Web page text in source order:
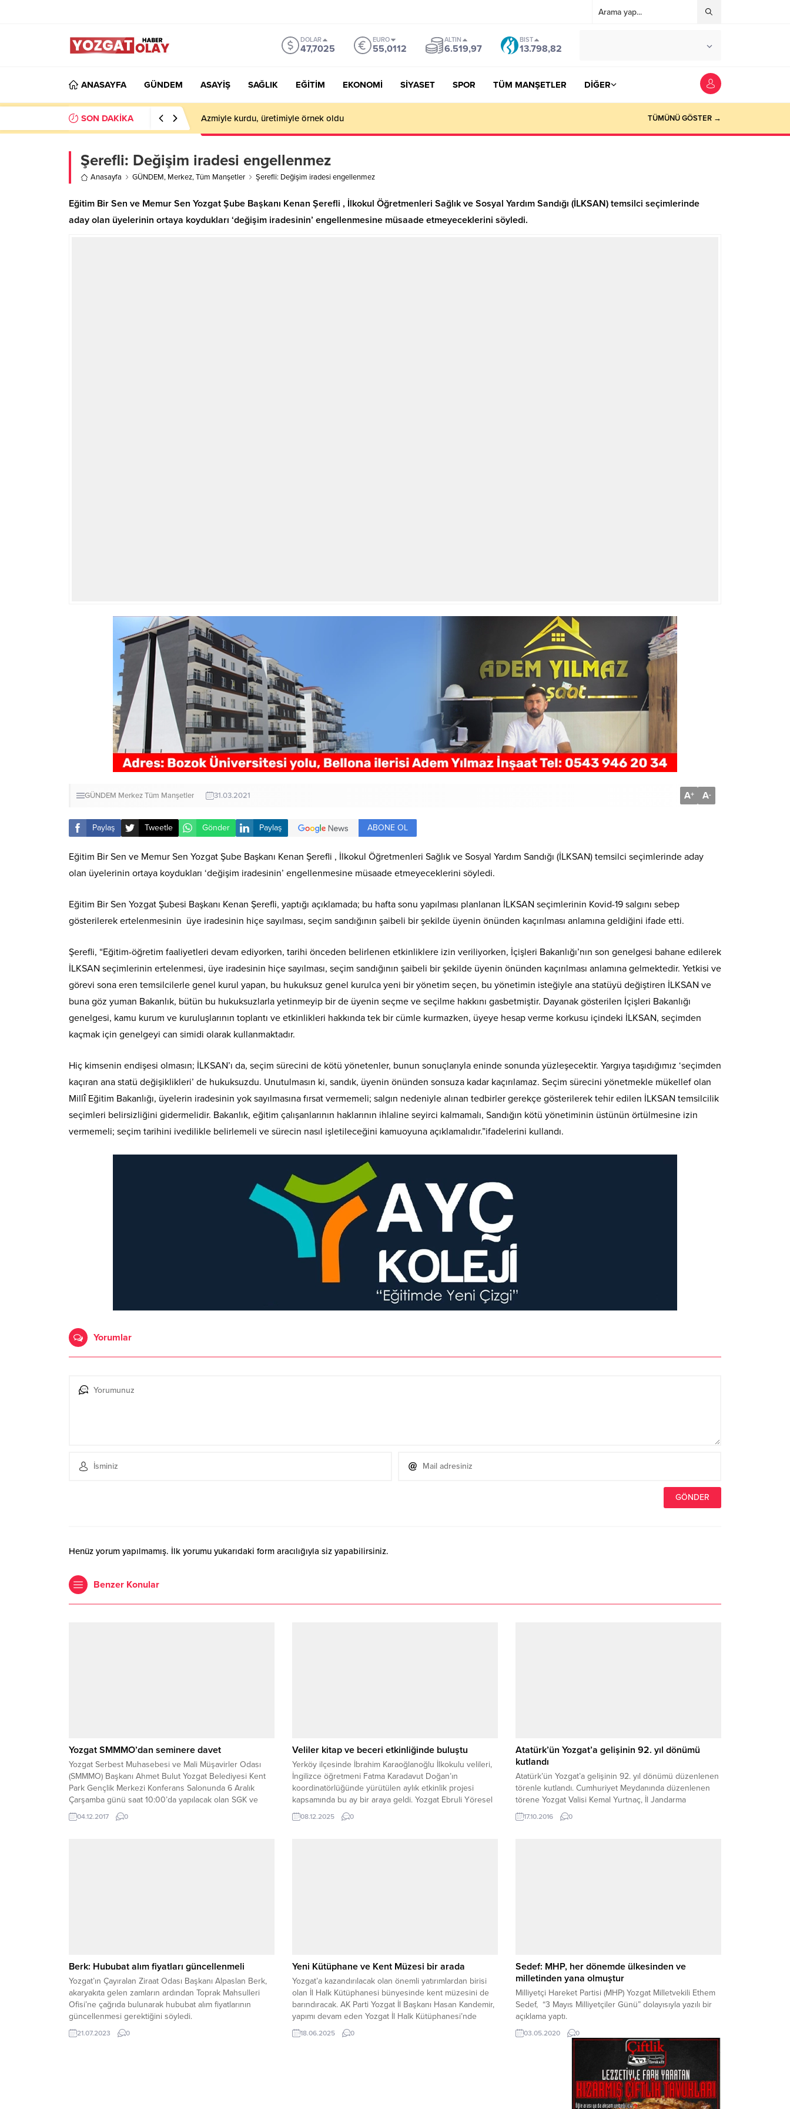
DOLAR
47,7025
EURO
55,0112
ALTIN
6.519,97
BIST
13.798,82
ANASAYFA GÜNDEM ASAYİŞ SAĞLIK EĞİTİM EKONOMİ SİYASET SPOR TÜM MANŞETLER DİĞER
SON DAKİKA Azmiyle kurdu, üretimiyle örnek oldu TÜMÜNÜ GÖSTER →
Şerefli: Değişim iradesi engellenmez
Anasayfa GÜNDEM, Merkez,Tüm Manşetler Şerefli: Değişim iradesi engellenmez
Eğitim Bir Sen ve Memur Sen Yozgat Şube Başkanı Kenan Şerefli , İlkokul Öğretmenleri Sağlık ve Sosyal Yardım Sandığı (İLKSAN) temsilci seçimlerinde
aday olan üyelerinin ortaya koydukları ‘değişim iradesinin’ engellenmesine müsaade etmeyeceklerini söyledi.
GÜNDEM MerkezTüm Manşetler 31.03.2021 A+ A-
Paylaş Tweetle Gönder Paylaş ABONE OL
Eğitim Bir Sen ve Memur Sen Yozgat Şube Başkanı Kenan Şerefli , İlkokul Öğretmenleri Sağlık ve Sosyal Yardım Sandığı (İLKSAN) temsilci seçimlerinde aday
olan üyelerinin ortaya koydukları ‘değişim iradesinin’ engellenmesine müsaade etmeyeceklerini söyledi.
Eğitim Bir Sen Yozgat Şubesi Başkanı Kenan Şerefli, yaptığı açıklamada; bu hafta sonu yapılması planlanan İLKSAN seçimlerinin Kovid-19 salgını sebep
gösterilerek ertelenmesinin üye iradesinin hiçe sayılması, seçim sandığının şaibeli bir şekilde üyenin önünden kaçırılması anlamına geldiğini ifade etti.
Şerefli, “Eğitim-öğretim faaliyetleri devam ediyorken, tarihi önceden belirlenen etkinliklere izin veriliyorken, İçişleri Bakanlığı’nın son genelgesi bahane edilerek
İLKSAN seçimlerinin ertelenmesi, üye iradesinin hiçe sayılması, seçim sandığının şaibeli bir şekilde üyenin önünden kaçırılması anlamına gelmektedir. Yetkisi ve
görevi sona eren temsilcilerle genel kurul yapan, bu hukuksuz genel kurulca yeni bir yönetim seçen, bu yönetimin isteğiyle ana statüyü değiştiren İLKSAN ve
buna göz yuman Bakanlık, bütün bu hukuksuzlarla yetinmeyip bir de üyenin seçme ve seçilme hakkını gasbetmiştir. Dayanak gösterilen İçişleri Bakanlığı
genelgesi, kamu kurum ve kuruluşlarının toplantı ve etkinlikleri hakkında tek bir cümle kurmazken, üyeye hesap verme korkusu içindeki İLKSAN, seçimden
kaçmak için genelgeyi can simidi olarak kullanmaktadır.
Hiç kimsenin endişesi olmasın; İLKSAN’ı da, seçim sürecini de kötü yönetenler, bunun sonuçlarıyla eninde sonunda yüzleşecektir. Yargıya taşıdığımız ‘seçimden
kaçıran ana statü değişiklikleri’ de hukuksuzdu. Unutulmasın ki, sandık, üyenin önünden sonsuza kadar kaçırılamaz. Seçim sürecini yönetmekle mükellef olan
Millî Eğitim Bakanlığı, üyelerin iradesinin yok sayılmasına fırsat vermemeli; salgın nedeniyle alınan tedbirler gerekçe gösterilerek tehir edilen İLKSAN temsilcilik
seçimleri belirsizliğini gidermelidir. Bakanlık, eğitim çalışanlarının haklarının ihlaline seyirci kalmamalı, Sandığın kötü yönetiminin üstünün örtülmesine izin
vermemeli; seçim tarihini ivedilikle belirlemeli ve sürecin nasıl işletileceğini kamuoyuna açıklamalıdır.”ifadelerini kullandı.
Yorumlar
Henüz yorum yapılmamış. İlk yorumu yukarıdaki form aracılığıyla siz yapabilirsiniz.
Benzer Konular
Yozgat SMMMO’dan seminere davet
Yozgat Serbest Muhasebesi ve Mali Müşavirler Odası
(SMMMO) Başkanı Ahmet Bulut Yozgat Belediyesi Kent
Park Gençlik Merkezi Konferans Salonunda 6 Aralık
Çarşamba günü saat 10:00’da yapılacak olan SGK ve
Muhtasar birleştirmesi konulu seminere il genelindeki
mali müşavirleri davet etti.
04.12.2017 0
Veliler kitap ve beceri etkinliğinde buluştu
Yerköy ilçesinde İbrahim Karaoğlanoğlu İlkokulu velileri,
İngilizce öğretmeni Fatma Karadavut Doğan’ın
koordinatörlüğünde yürütülen aylık etkinlik projesi
kapsamında bu ay bir araya geldi. Yozgat Ebruli Yöresel
Restoran’da düzenlenen buluşma, renkli ve verimli
anlara sahne oldu. Her ay “Bir kitap, bir film, bir etkinlik”
08.12.2025 0
Atatürk’ün Yozgat’a gelişinin 92. yıl dönümü
kutlandı
Atatürk’ün Yozgat’a gelişinin 92. yıl dönümü düzenlenen
törenle kutlandı. Cumhuriyet Meydanında düzenlenen
törene Yozgat Valisi Kemal Yurtnaç, İl Jandarma
Komutanı Albay Selçuk Yıldırım, Belediye Başkanı Kazım
Arslan, Bozok Üniversitesi Rektörü Prof. Dr. Salih
17.10.2016 0
Berk: Hububat alım fiyatları güncellenmeli
Yozgat’ın Çayıralan Ziraat Odası Başkanı Alpaslan Berk,
akaryakıta gelen zamların ardından Toprak Mahsulleri
Ofisi’ne çağrıda bulunarak hububat alım fiyatlarının
güncellenmesi gerektiğini söyledi.
21.07.2023 0
Yeni Kütüphane ve Kent Müzesi bir arada
Yozgat’a kazandırılacak olan önemli yatırımlardan birisi
olan İl Halk Kütüphanesi bünyesinde kent müzesini de
barındıracak. AK Parti Yozgat İl Başkanı Hasan Kandemir,
yapımı devam eden Yozgat İl Halk Kütüphanesi’nde
incelemelerde bulundu. İnşaatın yüzde 55’lik kısmının
tamamlandığını belirten Kandemir, projeyle ilgili yüklenici
18.06.2025 0
Sedef: MHP, her dönemde ülkesinden ve
milletinden yana olmuştur
Milliyetçi Hareket Partisi (MHP) Yozgat Milletvekili Ethem
Sedef, “3 Mayıs Milliyetçiler Günü” dolayısıyla yazılı bir
açıklama yaptı.
03.05.2020 0